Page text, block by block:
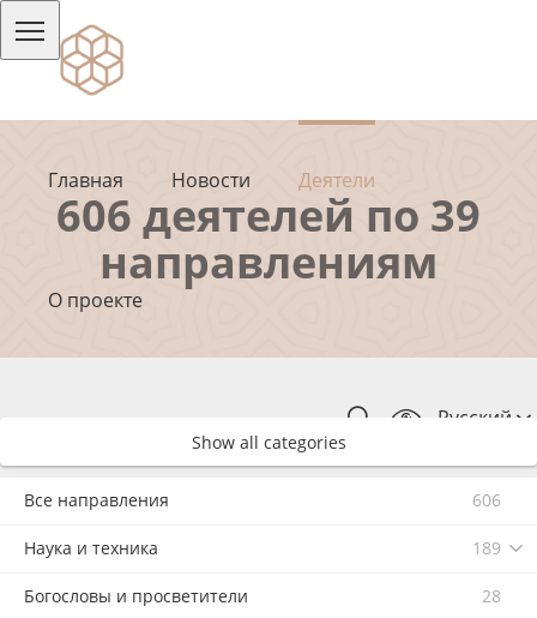
Главная Новости Деятели
О проекте
Русский
606 деятелей по 39
направлениям
Show all categories
Все направления 606
Наука и техника 189
Богословы и просветители 28